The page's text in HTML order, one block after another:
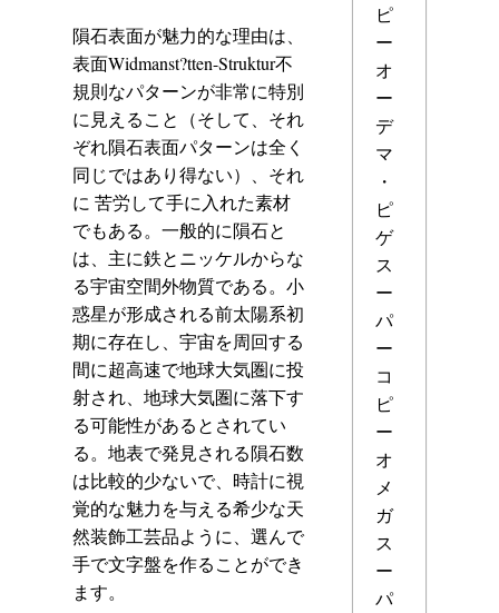
隕石表面が魅力的な理由は、
表面Widmanst?tten-Struktur不
規則なパターンが非常に特別
に見えること（そして、それ
ぞれ隕石表面パターンは全く
同じではあり得ない）、それ
に 苦労して手に入れた素材
でもある。一般的に隕石と
は、主に鉄とニッケルからな
る宇宙空間外物質である。小
惑星が形成される前太陽系初
期に存在し、宇宙を周回する
間に超高速で地球大気圏に投
射され、地球大気圏に落下す
る可能性があるとされてい
る。地表で発見される隕石数
は比較的少ないで、時計に視
覚的な魅力を与える希少な天
然装飾工芸品ように、選んで
手で文字盤を作ることができ
ます。
ピ
ー
オ
ー
デ
マ
・
ピ
ゲ
ス
ー
パ
ー
コ
ピ
ー
オ
メ
ガ
ス
ー
パ